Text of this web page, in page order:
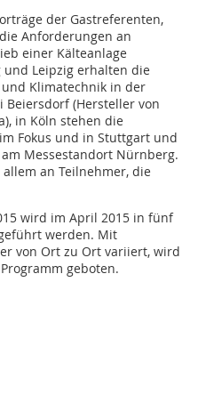
der Gastreferenten,
Anforderungen an
einer Kälteanlage
Leipzig erhalten die
Klimatechnik in der
(Hersteller von
in Köln stehen die
Fokus und in Stuttgart und
Messestandort Nürnberg.
an Teilnehmer, die
wird im April 2015 in fünf
werden. Mit
von Ort zu Ort variiert, wird
geboten.